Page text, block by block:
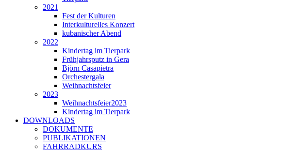
2021
Fest der Kulturen
Interkulturelles Konzert
kubanischer Abend
2022
Kindertag im Tierpark
Frühjahrsputz in Gera
Björn Casapietra
Orchestergala
Weihnachtsfeier
2023
Weihnachtsfeier2023
Kindertag im Tierpark
DOWNLOADS
DOKUMENTE
PUBLIKATIONEN
FAHRRADKURS